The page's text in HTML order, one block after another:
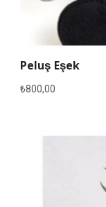
Peluş Eşek
₺800,00